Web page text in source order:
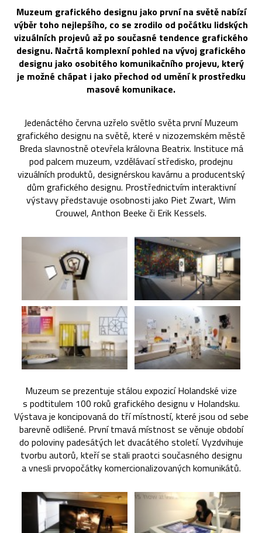
Muzeum grafického designu jako první na světě nabízí
výběr toho nejlepšího, co se zrodilo od počátku lidských
vizuálních projevů až po současné tendence grafického
designu. Načrtá komplexní pohled na vývoj grafického
designu jako osobitého komunikačního projevu, který
je možné chápat i jako přechod od umění k prostředku
masové komunikace.
Jedenáctého června uzřelo světlo světa první Muzeum
grafického designu na světě, které v nizozemském městě
Breda slavnostně otevřela královna Beatrix. Instituce má
pod palcem muzeum, vzdělávací středisko, prodejnu
vizuálních produktů, designérskou kavárnu a producentský
dům grafického designu. Prostřednictvím interaktivní
výstavy představuje osobnosti jako Piet Zwart, Wim
Crouwel, Anthon Beeke či Erik Kessels.
Muzeum se prezentuje stálou expozicí Holandské vize
s podtitulem 100 roků grafického designu v Holandsku.
Výstava je koncipovaná do tří místností, které jsou od sebe
barevně odlišené. První tmavá místnost se věnuje období
do poloviny padesátých let dvacátého století. Vyzdvihuje
tvorbu autorů, kteří se stali praotci současného designu
a vnesli prvopočátky komercionalizovaných komunikátů.